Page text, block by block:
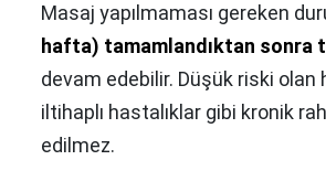
Masaj yapılmaması gereken
hafta) tamamlandıktan sonra
devam edebilir. Düşük riski
iltihaplı hastalıklar gibi kronik
edilmez.